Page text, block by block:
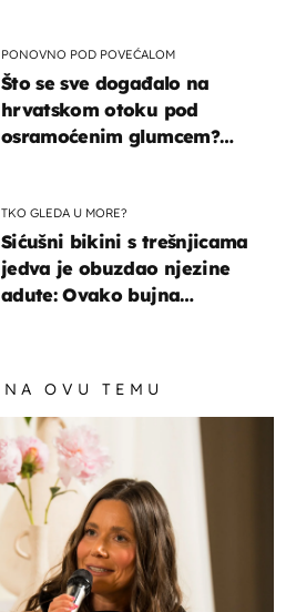
PONOVNO POD POVEĆALOM
Što se sve događalo na
hrvatskom otoku pod
osramoćenim glumcem?
TKO GLEDA U MORE?
Sićušni bikini s trešnjicama
jedva je obuzdao njezine
adute: Ovako bujna
NA OVU TEMU